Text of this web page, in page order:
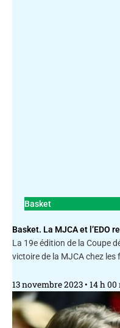
Basket
Basket. La MJCA et l’EDO
La 19e édition de la Coupe
victoire de la MJCA chez les
13 novembre 2023 14 h